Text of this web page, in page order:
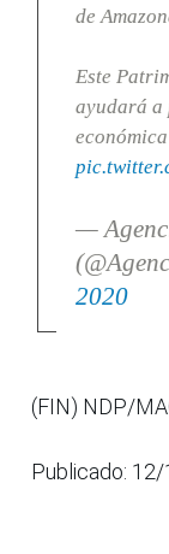
de
Este
ayudará a
—
2020
(FIN) NDP/
Publicado: